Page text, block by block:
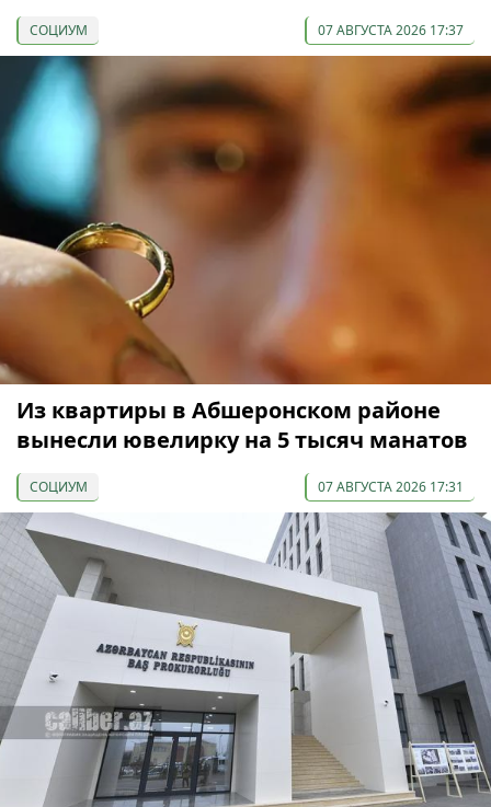
СОЦИУМ 07 АВГУСТА 2026 17:37
Из квартиры в Абшеронском районе
вынесли ювелирку на 5 тысяч манатов
СОЦИУМ 07 АВГУСТА 2026 17:31